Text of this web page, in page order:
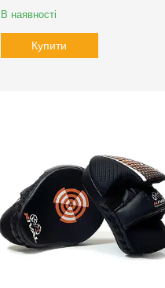
В наявності
Купити